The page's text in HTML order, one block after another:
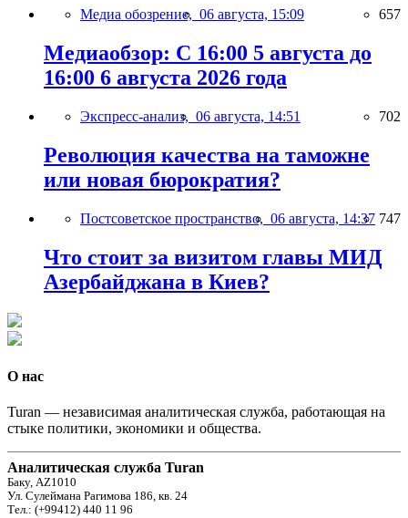
Медиа обозрение, 06 августа, 15:09 657
Медиаобзор: С 16:00 5 августа до
16:00 6 августа 2026 года
Экспресс-анализ, 06 августа, 14:51 702
Революция качества на таможне
или новая бюрократия?
Постсоветское пространство, 06 августа, 14:37 747
Что стоит за визитом главы МИД
Азербайджана в Киев?
О нас
Turan — независимая аналитическая служба, работающая на
стыке политики, экономики и общества.
Аналитическая служба Turan
Баку, AZ1010
Ул. Сулеймана Рагимова 186, кв. 24
Тел.: (+99412) 440 11 96